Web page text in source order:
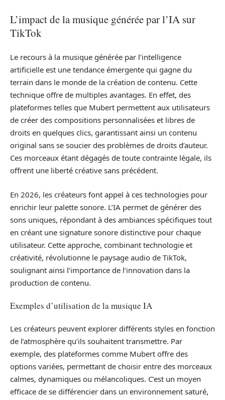
L’impact de la musique générée par l’IA sur
TikTok
Le recours à la musique générée par l’intelligence
artificielle est une tendance émergente qui gagne du
terrain dans le monde de la création de contenu. Cette
technique offre de multiples avantages. En effet, des
plateformes telles que Mubert permettent aux utilisateurs
de créer des compositions personnalisées et libres de
droits en quelques clics, garantissant ainsi un contenu
original sans se soucier des problèmes de droits d’auteur.
Ces morceaux étant dégagés de toute contrainte légale, ils
offrent une liberté créative sans précédent.
En 2026, les créateurs font appel à ces technologies pour
enrichir leur palette sonore. L’IA permet de générer des
sons uniques, répondant à des ambiances spécifiques tout
en créant une signature sonore distinctive pour chaque
utilisateur. Cette approche, combinant technologie et
créativité, révolutionne le paysage audio de TikTok,
soulignant ainsi l’importance de l’innovation dans la
production de contenu.
Exemples d’utilisation de la musique IA
Les créateurs peuvent explorer différents styles en fonction
de l’atmosphère qu’ils souhaitent transmettre. Par
exemple, des plateformes comme Mubert offre des
options variées, permettant de choisir entre des morceaux
calmes, dynamiques ou mélancoliques. C’est un moyen
efficace de se différencier dans un environnement saturé,